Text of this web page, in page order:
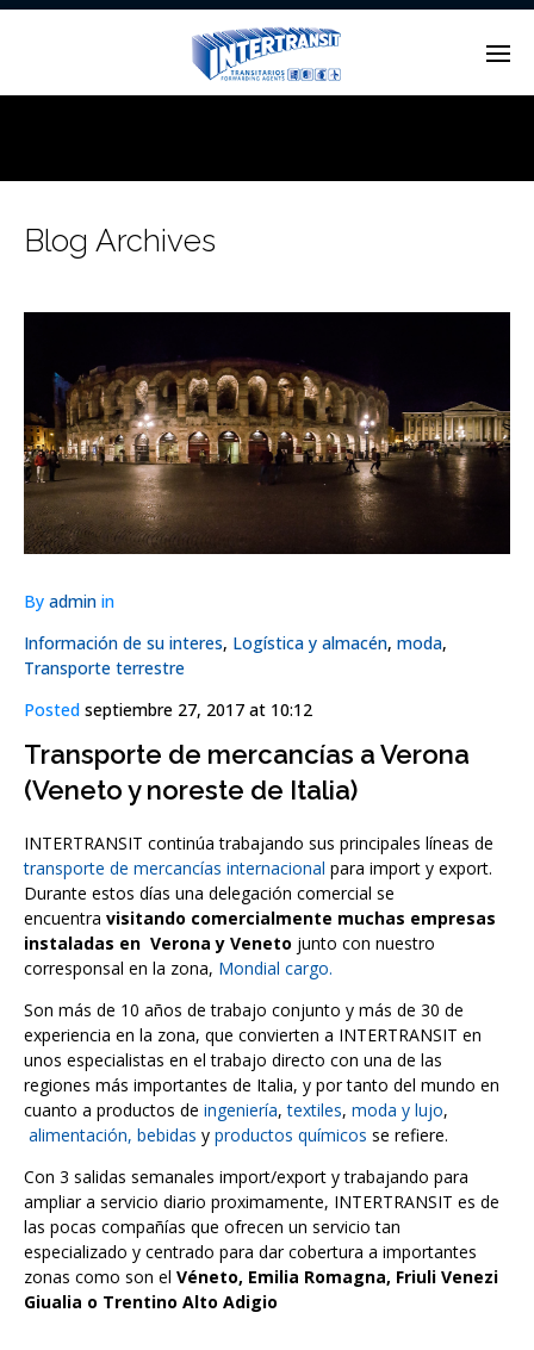
Blog Archives
By admin in
Información de su interes, Logística y almacén, moda,
Transporte terrestre
Posted septiembre 27, 2017 at 10:12
Transporte de mercancías a Verona
(Veneto y noreste de Italia)
INTERTRANSIT continúa trabajando sus principales líneas de
transporte de mercancías internacional para import y export.
Durante estos días una delegación comercial se
encuentra visitando comercialmente muchas empresas
instaladas en Verona y Veneto junto con nuestro
corresponsal en la zona, Mondial cargo.
Son más de 10 años de trabajo conjunto y más de 30 de
experiencia en la zona, que convierten a INTERTRANSIT en
unos especialistas en el trabajo directo con una de las
regiones más importantes de Italia, y por tanto del mundo en
cuanto a productos de ingeniería,textiles, moda y lujo,
alimentación, bebidas y productos químicos se refiere.
Con 3 salidas semanales import/export y trabajando para
ampliar a servicio diario proximamente, INTERTRANSIT es de
las pocas compañías que ofrecen un servicio tan
especializado y centrado para dar cobertura a importantes
zonas como son el Véneto, Emilia Romagna, Friuli Venezi
Giualia o Trentino Alto Adigio